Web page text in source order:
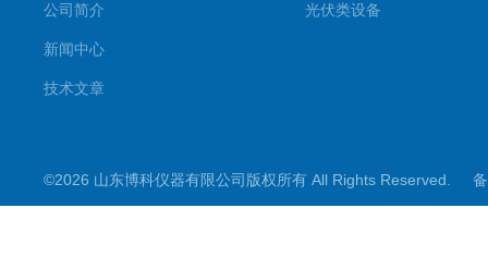
公司简介
新闻中心
技术文章
光伏类设备
©2026 山东博科仪器有限公司版权所有 All Rights Reserved.